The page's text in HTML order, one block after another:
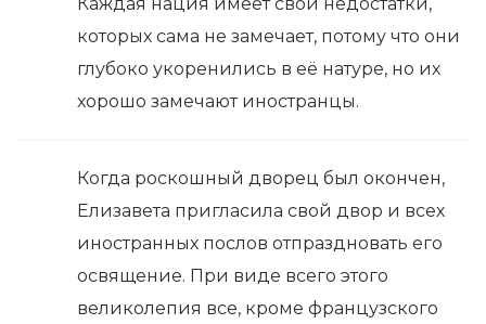
которых сама не замечает, потому что они
глубоко укоренились в её натуре, но их
хорошо замечают иностранцы.
Когда роскошный дворец был окончен,
Елизавета пригласила свой двор и всех
иностранных послов отпраздновать его
освящение. При виде всего этого
великолепия все, кроме французского